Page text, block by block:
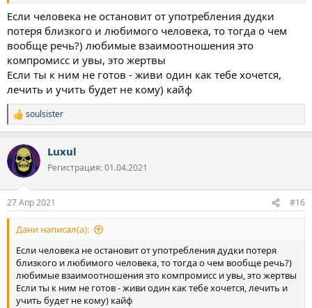
Если человека не остановит от употребления дудки
потеря близкого и любимого человека, то тогда о чем
вообще речь?) любимые взаимоотношения это
компромисс и увы, это жертвы
Если ты к ним не готов - живи один как тебе хочется,
лечить и учить будет не кому) кайф
Р
е
к
ц
и
soulsister
Luxul
Регистрация: 01.04.2021
27 Апр 2021 #16
Дани написал(а):
Если человека не остановит от употребления дудки потеря
близкого и любимого человека, то тогда о чем вообще речь?)
любимые взаимоотношения это компромисс и увы, это жертвы
Если ты к ним не готов - живи один как тебе хочется, лечить и
учить будет не кому) кайф